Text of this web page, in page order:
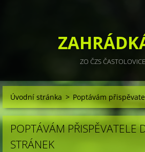
ZO ČZS ČASTOLOVICE
Úvodní stránka > Poptávám
POPTÁVÁM PŘISPĚVATELE
STRÁNEK